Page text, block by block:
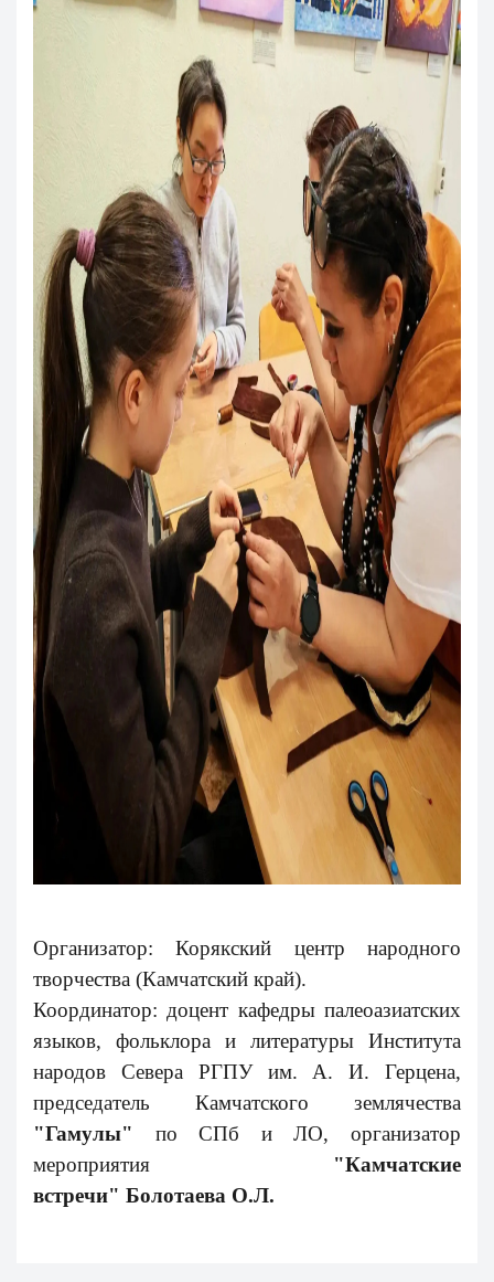
Организатор:Корякский центр народного
творчества (Камчатский край).
Координатор: доцент кафедры палеоазиатских
языков, фольклора и литературы Института
народов Севера РГПУ им. А. И. Герцена,
председатель Камчатского землячества
"Гамулы" по СПб и ЛО, организатор
мероприятия "Камчатские
встречи" Болотаева О.Л.